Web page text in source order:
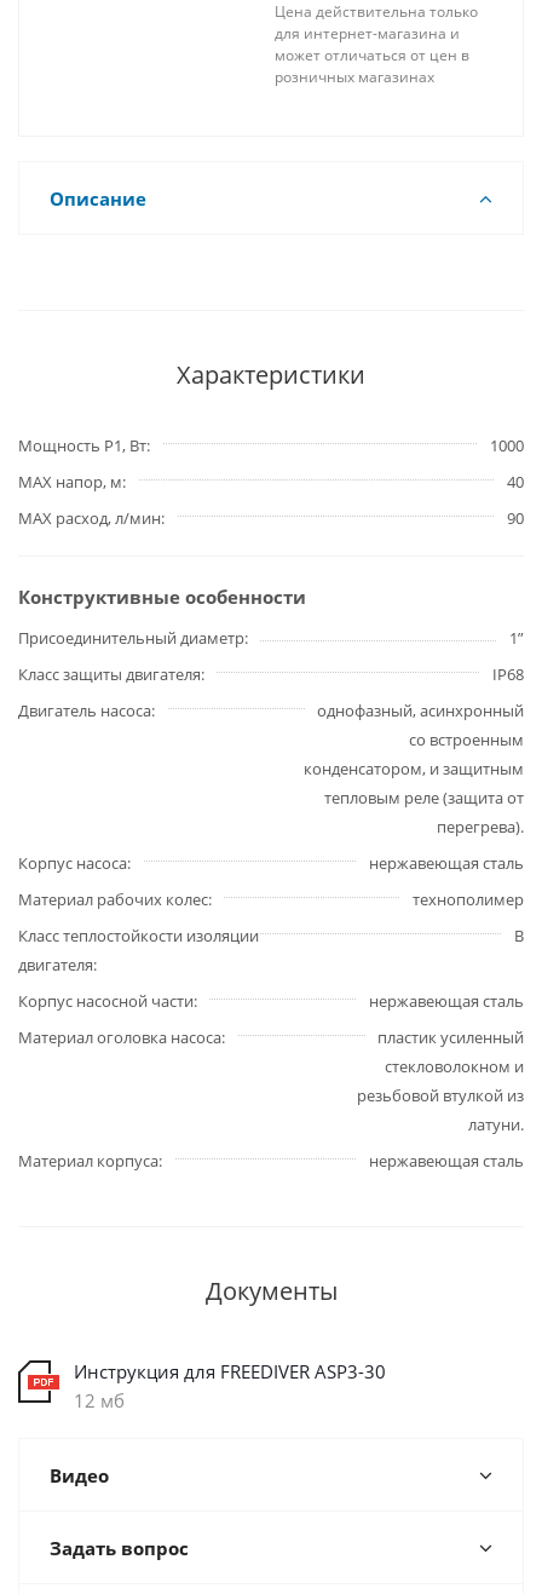
Цена действительна только
для интернет-магазина и
может отличаться от цен в
розничных магазинах
Описание
Характеристики
Мощность P1, Вт
1000
MAX напор, м
40
MAX расход, л/мин
90
Конструктивные особенности
Присоединительный диаметр
1”
Класс защиты двигателя
IP68
Двигатель насоса
однофазный, асинхронный
со встроенным
конденсатором, и защитным
тепловым реле (защита от
перегрева).
Корпус насоса
нержавеющая сталь
Материал рабочих колес
технополимер
Класс теплостойкости изоляции
двигателя
В
Корпус насосной части
нержавеющая сталь
Материал оголовка насоса
пластик усиленный
стекловолокном и
резьбовой втулкой из
латуни.
Материал корпуса
нержавеющая сталь
Документы
Инструкция для FREEDIVER ASP3-30
12 мб
Видео
Задать вопрос